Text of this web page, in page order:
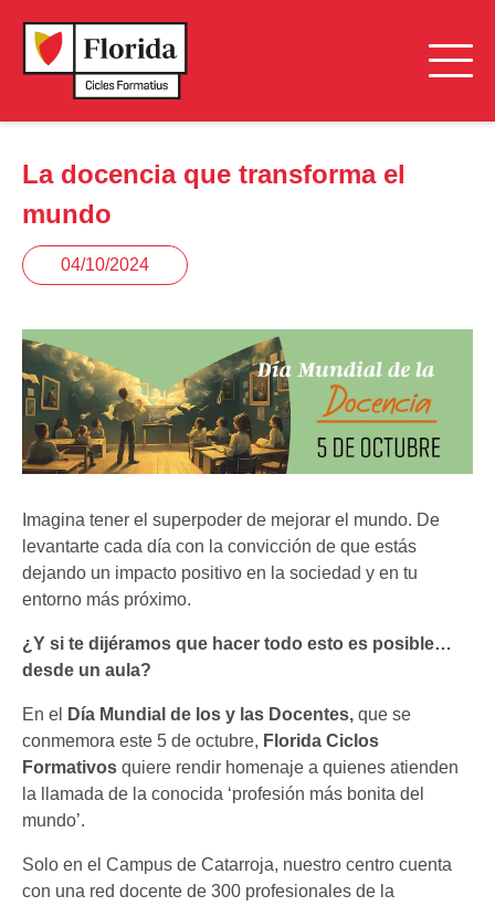
La docencia que transforma el
mundo
04/10/2024
Imagina tener el superpoder de mejorar el mundo. De
levantarte cada día con la convicción de que estás
dejando un impacto positivo en la sociedad y en tu
entorno más próximo.
¿Y si te dijéramos que hacer todo esto es posible…
desde un aula?
En el Día Mundial de los y las Docentes, que se
conmemora este 5 de octubre, Florida Ciclos
Formativos quiere rendir homenaje a quienes atienden
la llamada de la conocida ‘profesión más bonita del
mundo’.
Solo en el Campus de Catarroja, nuestro centro cuenta
con una red docente de 300 profesionales de la